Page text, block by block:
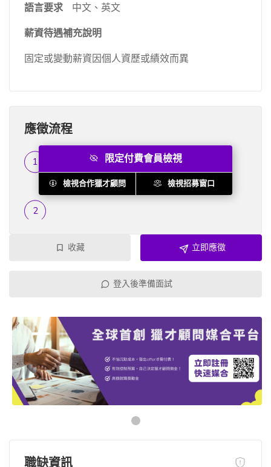
語言要求
中文、英文
薪資待遇補充說明
固定或變動薪資因個人資歷或績效而異
應徵流程
履歷篩選
...
限定付費會員檢視
檢視合作獵才顧問 檢視招募窗口
收藏 立即應徵
登入後準備面試
職缺資訊